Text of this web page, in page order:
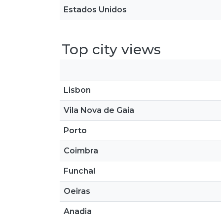
Estados Unidos
Top city views
Lisbon
Vila Nova de Gaia
Porto
Coimbra
Funchal
Oeiras
Anadia